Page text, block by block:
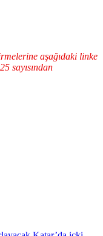
aşağıdaki linke
sayısından